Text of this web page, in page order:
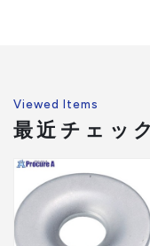
Viewed Items
最近チェッ